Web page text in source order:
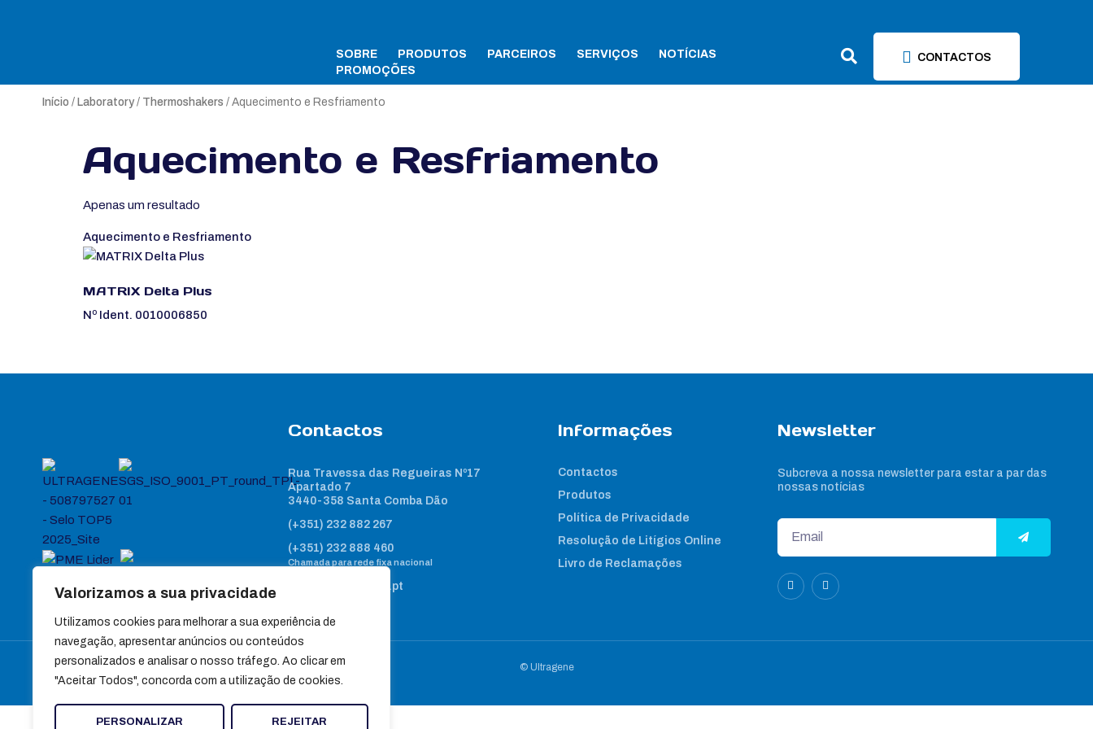
Valorizamos a sua privacidade
Utilizamos cookies para melhorar a sua experiência de
navegação, apresentar anúncios ou conteúdos
personalizados e analisar o nosso tráfego. Ao clicar em
"Aceitar Todos", concorda com a utilização de cookies.
PERSONALIZAR REJEITAR
SOBRE PRODUTOS PARCEIROS SERVIÇOS
NOTÍCIAS
PROMOÇÕES
CONTACTOS
Início / Laboratory / Thermoshakers / Aquecimento e Resfriamento
Aquecimento e Resfriamento
Apenas um resultado
Aquecimento e Resfriamento
MATRIX Delta Plus
Nº Ident. 0010006850
Contactos
Rua Travessa das Regueiras Nº17
Apartado 7
3440-358 Santa Comba Dão
(+351) 232 882 267
(+351) 232 888 460
Chamada para rede fixa nacional
geral@ultragene.pt
Informações
Contactos
Produtos
Política de Privacidade
Resolução de Litígios Online
Livro de Reclamações
Newsletter
Subcreva a nossa newsletter para estar a par das
nossas notícias
© Ultragene